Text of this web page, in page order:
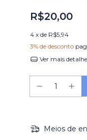
R$20,00
4 x de R$5,94
3% de desconto
Ver mais
Meios de